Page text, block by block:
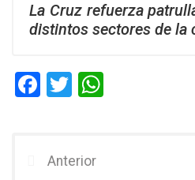
La Cruz refuerza
distintos sectores de la
F
b
T
er
Anterior